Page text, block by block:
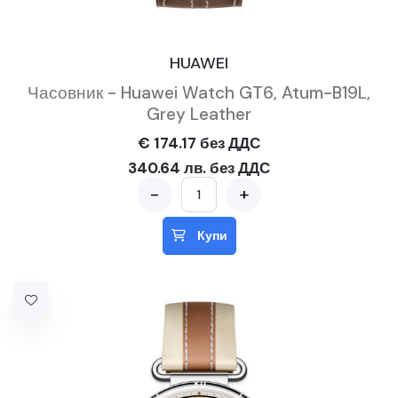
HUAWEI
Часовник - Huawei Watch GT6, Atum-B19L,
Grey Leather
€ 174.17 без ДДС
340.64 лв. без ДДС
- +
Купи